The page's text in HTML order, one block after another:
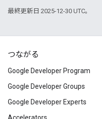
最終更新日 2025-12-30 UTC。
つながる
Google Developer Program
Google Developer Groups
Google Developer Experts